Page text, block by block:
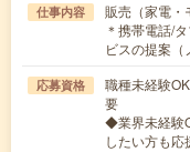
仕事内容
販売（家電・
＊携帯電話/
ビスの提案
応募資格
職種未経験
要
◆業界未経験
したい方も応